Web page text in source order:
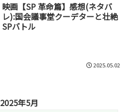
映画【SP 革命篇】感想(ネタバ
レ):国会議事堂クーデターと壮絶
SPバトル
2025.05.02
2025年5月